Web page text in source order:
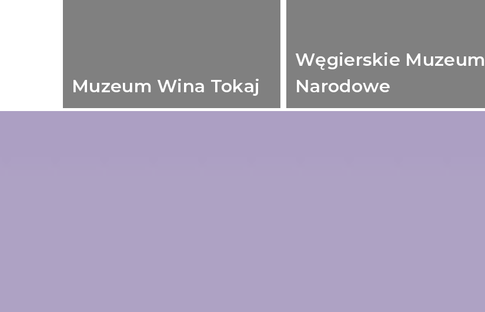
Muzeum Wina Tokaj
Węgierskie Muzeum
Narodowe